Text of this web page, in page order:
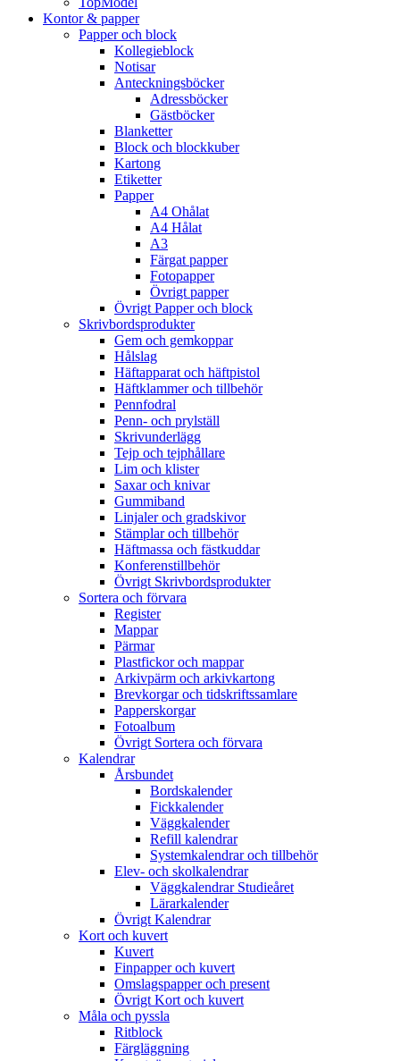
Kontor & papper
Papper och block
Kollegieblock
Notisar
Anteckningsböcker
Adressböcker
Gästböcker
Blanketter
Block och blockkuber
Kartong
Etiketter
Papper
A4 Ohålat
A4 Hålat
A3
Färgat papper
Fotopapper
Övrigt papper
Övrigt Papper och block
Skrivbordsprodukter
Gem och gemkoppar
Hålslag
Häftapparat och häftpistol
Häftklammer och tillbehör
Pennfodral
Penn- och prylställ
Skrivunderlägg
Tejp och tejphållare
Lim och klister
Saxar och knivar
Gummiband
Linjaler och gradskivor
Stämplar och tillbehör
Häftmassa och fästkuddar
Konferenstillbehör
Övrigt Skrivbordsprodukter
Sortera och förvara
Register
Mappar
Pärmar
Plastfickor och mappar
Arkivpärm och arkivkartong
Brevkorgar och tidskriftssamlare
Papperskorgar
Fotoalbum
Övrigt Sortera och förvara
Kalendrar
Årsbundet
Bordskalender
Fickkalender
Väggkalender
Refill kalendrar
Systemkalendrar och tillbehör
Elev- och skolkalendrar
Väggkalendrar Studieåret
Lärarkalender
Övrigt Kalendrar
Kort och kuvert
Kuvert
Finpapper och kuvert
Omslagspapper och present
Övrigt Kort och kuvert
Måla och pyssla
Ritblock
Färgläggning